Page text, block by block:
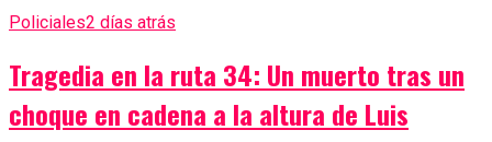
Policiales2 días atrás
Tragedia en la ruta 34: Un muerto tras un
choque en cadena a la altura de Luis